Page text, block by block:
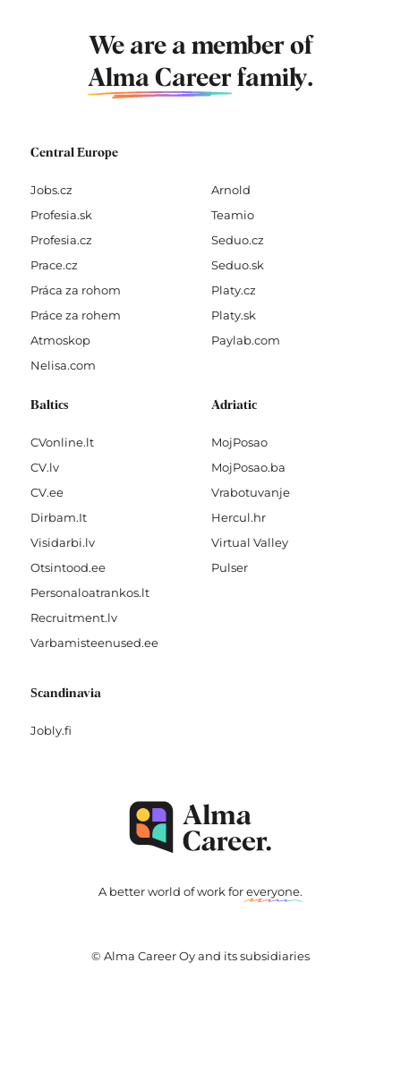
We are a member of
Alma Career family.
Central Europe
Jobs.cz
Profesia.sk
Profesia.cz
Prace.cz
Práca za rohom
Práce za rohem
Atmoskop
Nelisa.com
Arnold
Teamio
Seduo.cz
Seduo.sk
Platy.cz
Platy.sk
Paylab.com
Baltics
CVonline.lt
CV.lv
CV.ee
Dirbam.It
Visidarbi.lv
Otsintood.ee
Personaloatrankos.lt
Recruitment.lv
Varbamisteenused.ee
Adriatic
MojPosao
MojPosao.ba
Vrabotuvanje
Hercul.hr
Virtual Valley
Pulser
Scandinavia
Jobly.fi
A better world of work foreveryone.
© Alma Career Oy and its subsidiaries